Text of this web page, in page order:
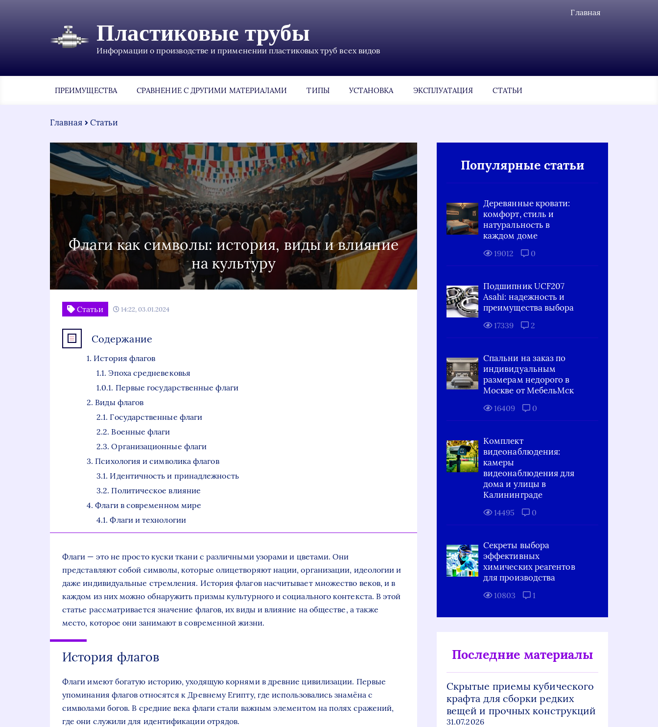
Главная
Пластиковые трубы
Информации о производстве и применении пластиковых труб всех видов
ПРЕИМУЩЕСТВА СРАВНЕНИЕ С ДРУГИМИ МАТЕРИАЛАМИ ТИПЫ УСТАНОВКА ЭКСПЛУАТАЦИЯ СТАТЬИ
Главная Статьи
Флаги как символы: история, виды и влияние
на культуру
Статьи 14:22, 03.01.2024
Содержание
История флагов
Эпоха средневековья
Первые государственные флаги
Виды флагов
Государственные флаги
Военные флаги
Организационные флаги
Психология и символика флагов
Идентичность и принадлежность
Политическое влияние
Флаги в современном мире
Флаги и технологии
Флаги — это не просто куски ткани с различными узорами и цветами. Они
представляют собой символы, которые олицетворяют нации, организации, идеологии и
даже индивидуальные стремления. История флагов насчитывает множество веков, и в
каждом из них можно обнаружить призмы культурного и социального контекста. В этой
статье рассматривается значение флагов, их виды и влияние на обществе, а также
место, которое они занимают в современной жизни.
История флагов
Флаги имеют богатую историю, уходящую корнями в древние цивилизации. Первые
упоминания флагов относятся к Древнему Египту, где использовались знамёна с
символами богов. В средние века флаги стали важным элементом на полях сражений,
где они служили для идентификации отрядов.
Популярные статьи
Деревянные кровати:
комфорт, стиль и
натуральность в
каждом доме
19012 0
Подшипник UCF207
Asahi: надежность и
преимущества выбора
17339 2
Спальни на заказ по
индивидуальным
размерам недорого в
Москве от МебельМск
16409 0
Комплект
видеонаблюдения:
камеры
видеонаблюдения для
дома и улицы в
Калининграде
14495 0
Секреты выбора
эффективных
химических реагентов
для производства
10803 1
Последние материалы
Скрытые приемы кубического
крафта для сборки редких
вещей и прочных конструкций
31.07.2026